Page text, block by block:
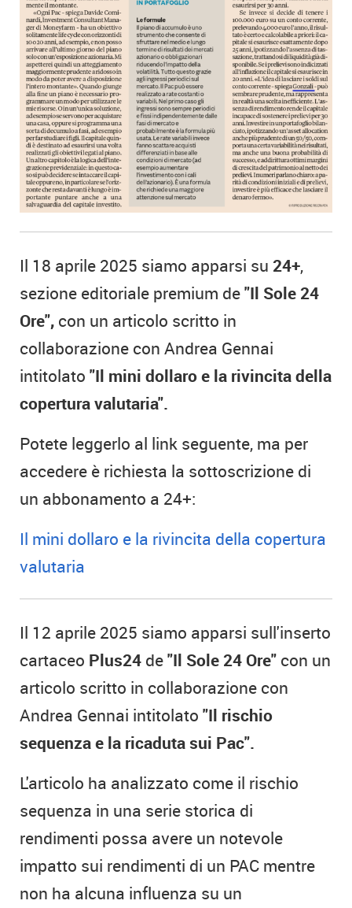
Il 18 aprile 2025 siamo apparsi su 24+,
sezione editoriale premium de"Il Sole 24
Ore", con un articolo scritto in
collaborazione con Andrea Gennai
intitolato "Il mini dollaro e la rivincita della
copertura valutaria".
Potete leggerlo al link seguente, ma per
accedere è richiesta la sottoscrizione di
un abbonamento a 24+:
Il mini dollaro e la rivincita della copertura
valutaria
Il 12 aprile 2025 siamo apparsi sull'inserto
cartaceo Plus24 de"Il Sole 24 Ore" con un
articolo scritto in collaborazione con
Andrea Gennai intitolato "Il rischio
sequenza e la ricaduta sui Pac".
L'articolo ha analizzato come il rischio
sequenza in una serie storica di
rendimenti possa avere un notevole
impatto sui rendimenti di un PAC mentre
non ha alcuna influenza su un